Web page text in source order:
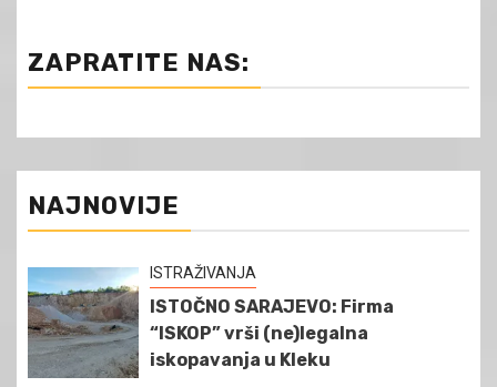
ZAPRATITE NAS:
NAJNOVIJE
ISTRAŽIVANJA
ISTOČNO SARAJEVO: Firma
“ISKOP” vrši (ne)legalna
iskopavanja u Kleku